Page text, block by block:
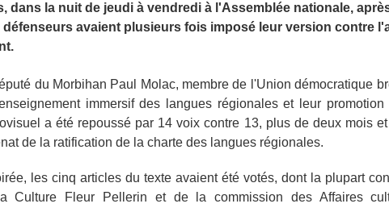
dans la nuit de jeudi à vendredi à l'Assemblée nationale,
défenseurs avaient plusieurs fois imposé leur version contre
du Morbihan Paul Molac, membre de l'Union démocratique
immersif des langues régionales et leur
a été repoussé par 14 voix contre 13, plus de deux mois
de la ratification de la charte des langues régionales.
les cinq articles du texte avaient été votés, dont la plupart
Culture Fleur Pellerin et de la commission des Affaires